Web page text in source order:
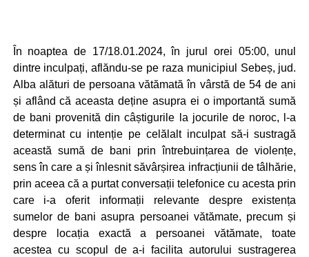
În noaptea de 17/18.01.2024, în jurul orei 05:00, unul
dintre inculpați, aflăndu-se pe raza municipiul Sebeș, jud.
Alba alături de persoana vătămată în vârstă de 54 de ani
și aflând că aceasta deține asupra ei o importantă sumă
de bani provenită din câștigurile la jocurile de noroc, l-a
determinat cu intenție pe celălalt inculpat să-i sustragă
această sumă de bani prin întrebuințarea de violențe,
sens în care a și înlesnit săvârșirea infracțiunii de tâlhărie,
prin aceea că a purtat conversații telefonice cu acesta prin
care i-a oferit informații relevante despre existența
sumelor de bani asupra persoanei vătămate, precum și
despre locația exactă a persoanei vătămate, toate
acestea cu scopul de a-i facilita autorului sustragerea